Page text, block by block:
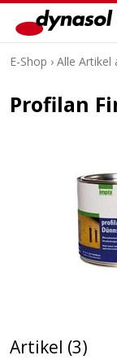
E-Shop › Alle Artikel
Profilan
Artikel (3)